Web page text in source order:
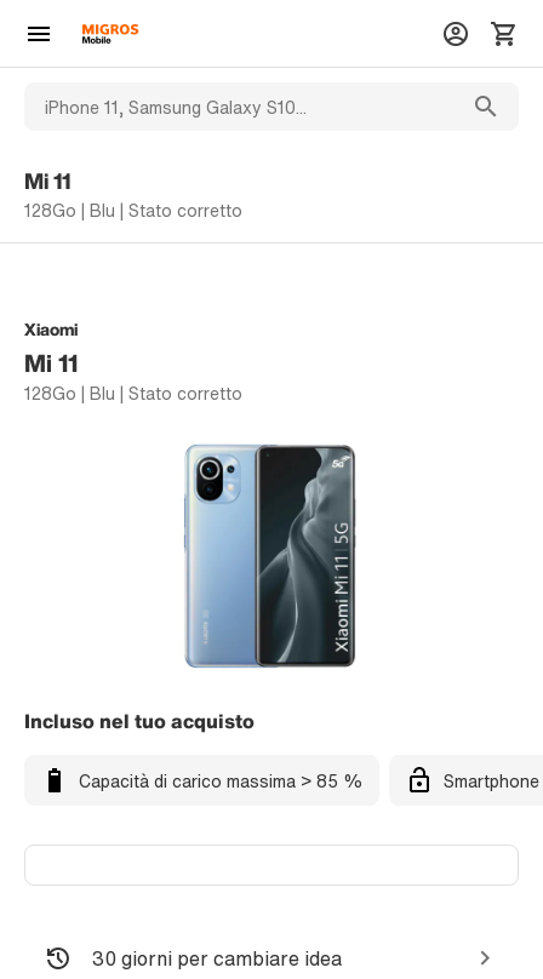
Mi 11
128Go | Blu | Stato corretto
Xiaomi
Mi 11
128Go | Blu | Stato corretto
Incluso nel tuo acquisto
Capacità di carico massima > 85 %
30 giorni per cambiare idea